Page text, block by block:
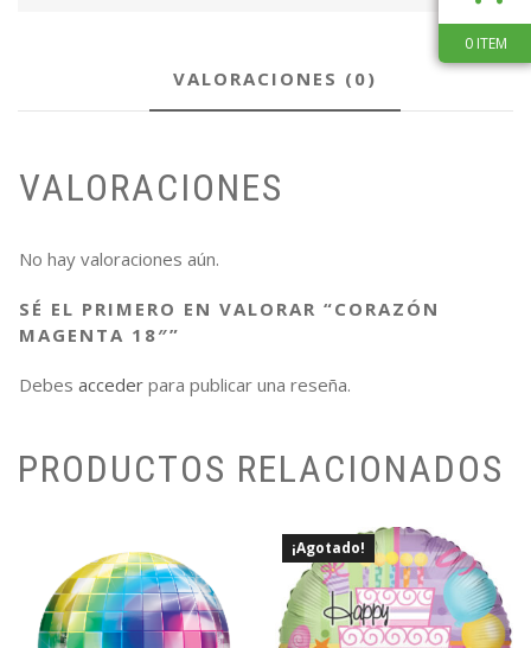
VALORACIONES (0)
VALORACIONES
No hay valoraciones aún.
SÉ EL PRIMERO EN VALORAR “CORAZÓN
MAGENTA 18″”
Debes acceder para publicar una reseña.
PRODUCTOS RELACIONADOS
¡Agotado!
0 ITEM